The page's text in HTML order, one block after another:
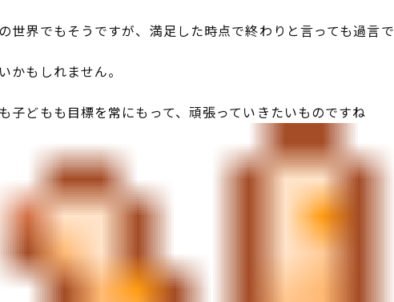
世界でもそうですが、満足した時点で終わりと言っても過言で
かもしれません。
子どもも目標を常にもって、頑張っていきたいものですね